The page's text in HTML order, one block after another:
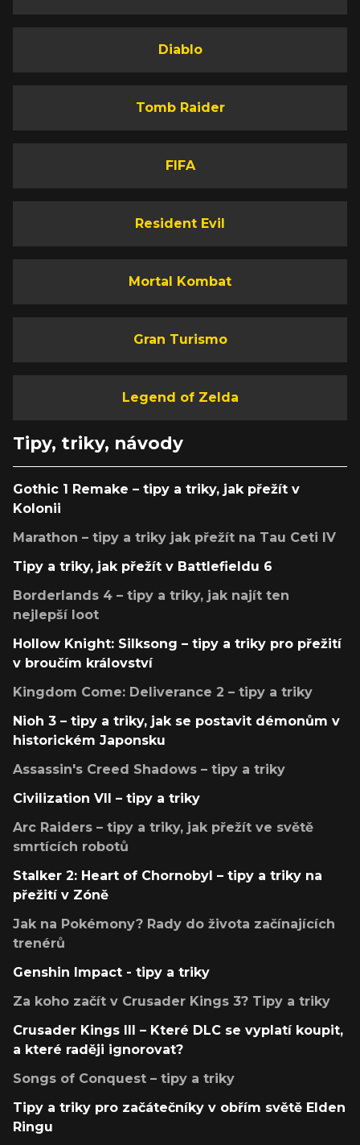
Diablo
Tomb Raider
FIFA
Resident Evil
Mortal Kombat
Gran Turismo
Legend of Zelda
Tipy, triky, návody
Gothic 1 Remake – tipy a triky, jak přežít v
Kolonii
Marathon – tipy a triky jak přežít na Tau Ceti IV
Tipy a triky, jak přežít v Battlefieldu 6
Borderlands 4 – tipy a triky, jak najít ten
nejlepší loot
Hollow Knight: Silksong – tipy a triky pro přežití
v broučím království
Kingdom Come: Deliverance 2 – tipy a triky
Nioh 3 – tipy a triky, jak se postavit démonům v
historickém Japonsku
Assassin's Creed Shadows – tipy a triky
Civilization VII – tipy a triky
Arc Raiders – tipy a triky, jak přežít ve světě
smrtících robotů
Stalker 2: Heart of Chornobyl – tipy a triky na
přežití v Zóně
Jak na Pokémony? Rady do života začínajících
trenérů
Genshin Impact - tipy a triky
Za koho začít v Crusader Kings 3? Tipy a triky
Crusader Kings III – Které DLC se vyplatí koupit,
a které raději ignorovat?
Songs of Conquest – tipy a triky
Tipy a triky pro začátečníky v obřím světě Elden
Ringu